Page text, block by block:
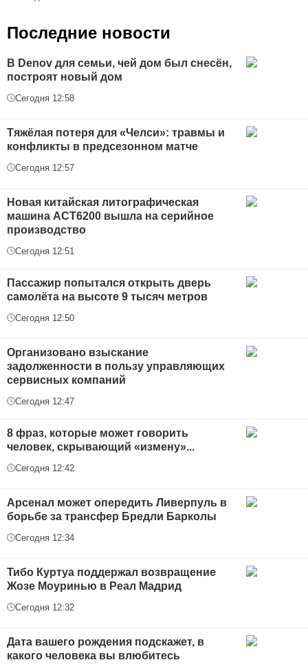
Последние новости
В Denov для семьи, чей дом был снесён,
построят новый дом
Сегодня 12:58
Тяжёлая потеря для «Челси»: травмы и
конфликты в предсезонном матче
Сегодня 12:57
Новая китайская литографическая
машина АСТ6200 вышла на серийное
производство
Сегодня 12:51
Пассажир попытался открыть дверь
самолёта на высоте 9 тысяч метров
Сегодня 12:50
Организовано взыскание
задолженности в пользу управляющих
сервисных компаний
Сегодня 12:47
8 фраз, которые может говорить
человек, скрывающий «измену»...
Сегодня 12:42
Арсенал может опередить Ливерпуль в
борьбе за трансфер Бредли Барколы
Сегодня 12:34
Тибо Куртуа поддержал возвращение
Жозе Моуринью в Реал Мадрид
Сегодня 12:32
Дата вашего рождения подскажет, в
какого человека вы влюбитесь